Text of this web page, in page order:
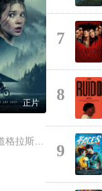
正片
艾什莉·贾德,凯蒂·道格拉斯,亚瑟·安其,萨拉·皮金
7
8
9